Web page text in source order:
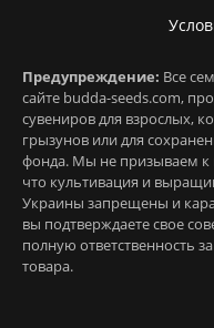
Предупреждение: Все
сайте budda-seeds.com,
сувениров для взрослых,
грызунов или для
фонда. Мы не призываем
что культивация и
Украины запрещены и
вы подтверждаете свое
полную ответственность
товара.